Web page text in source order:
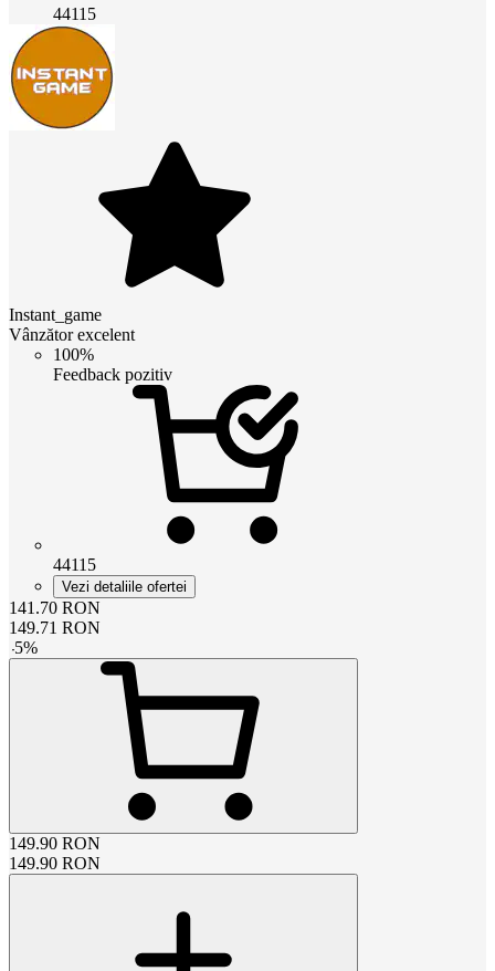
44115
Instant_game
Vânzător excelent
100%
Feedback pozitiv
44115
Vezi detaliile ofertei
141.70 RON
149.71 RON
-5%
149.90 RON
149.90 RON